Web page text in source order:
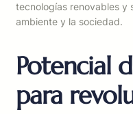
tecnologías renovables y
ambiente y la sociedad.
Potencial
para